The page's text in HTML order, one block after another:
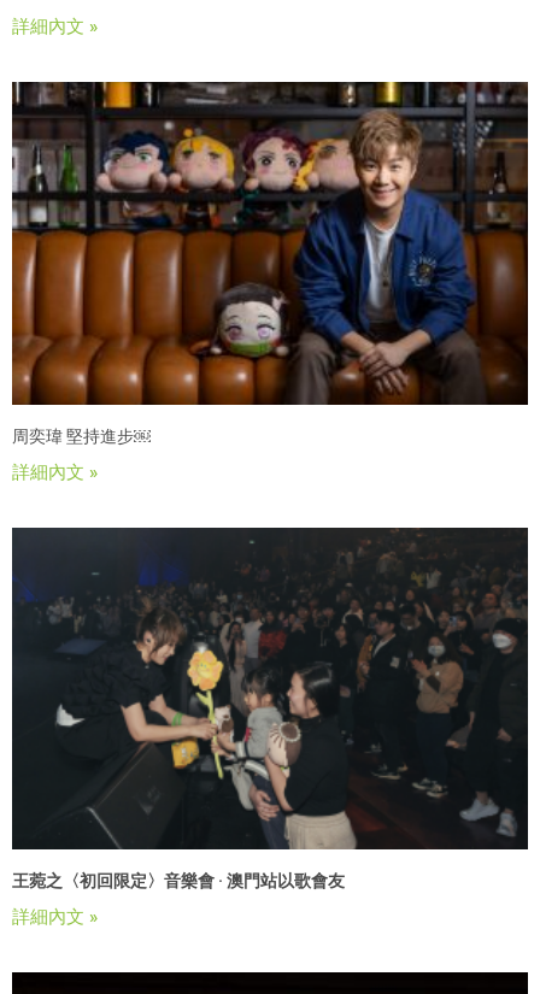
詳細內文 »
周奕瑋 堅持進步￼
詳細內文 »
王菀之〈初回限定〉音樂會 · 澳門站以歌會友
詳細內文 »